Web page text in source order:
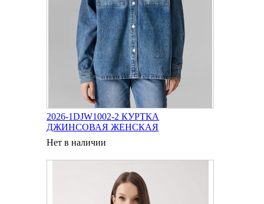
2026-1DJW1002-2 КУРТКА
ДЖИНСОВАЯ ЖЕНСКАЯ
Нет в наличии